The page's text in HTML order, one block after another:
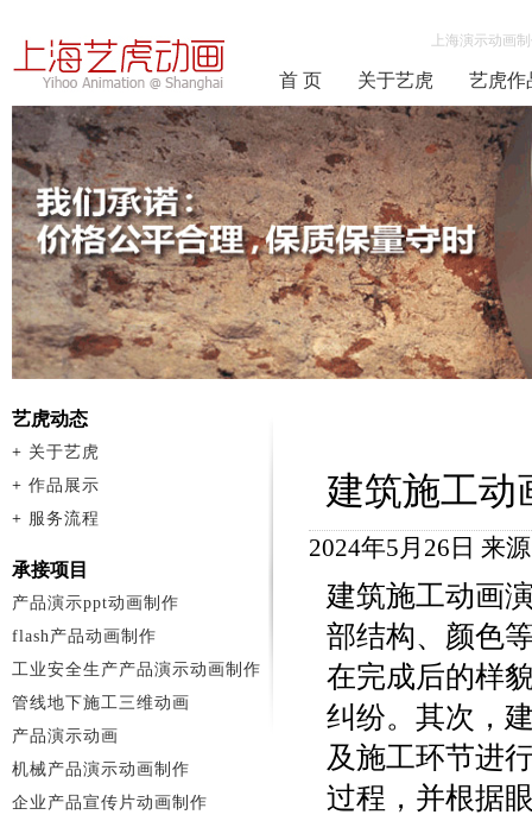
上海演示动画
首 页 关于艺虎 艺虎作
建筑施工动
2024年5月26日 来
建筑施工动画
部结构、颜色
在完成后的样
纠纷。其次，
及施工环节进
过程，并根据
艺虎动态
+ 关于艺虎
+ 作品展示
+ 服务流程
承接项目
产品演示ppt动画制作
flash产品动画制作
工业安全生产产品演示动画制作
管线地下施工三维动画
产品演示动画
机械产品演示动画制作
企业产品宣传片动画制作